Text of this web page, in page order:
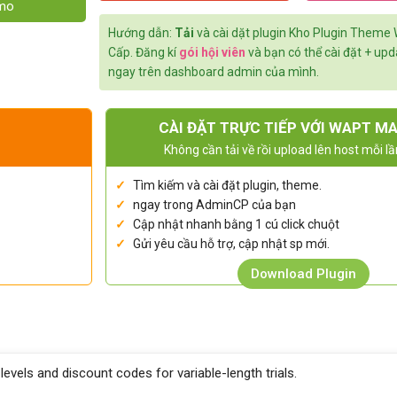
Hướng dẫn: Tải và cài dặt plugin Kho Plugin Theme
Cấp. Đăng kígói hội viên và bạn có thể cài đặt +
ngay trên dashboard admin của mình.
CÀI ĐẶT TRỰC TIẾP VỚI WAPT
Không cần tải về rồi upload lên host mỗi
Tìm kiếm và cài đặt plugin, theme.
ngay trong AdminCP của bạn
Cập nhật nhanh bằng 1 cú click chuột
Gửi yêu cầu hỗ trợ, cập nhật sp mới.
Download Plugin
and discount codes for variable-length trials.